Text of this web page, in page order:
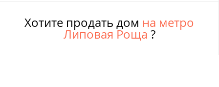
Хотите продать дом на метро
Липовая Роща ?